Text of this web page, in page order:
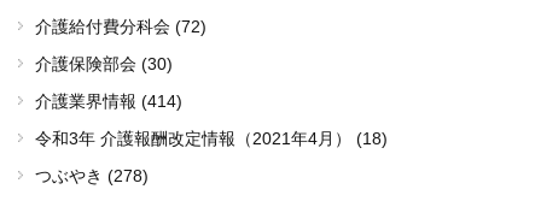
介護給付費分科会 (72)
介護保険部会 (30)
介護業界情報 (414)
令和3年 介護報酬改定情報（2021年4月） (18)
つぶやき (278)